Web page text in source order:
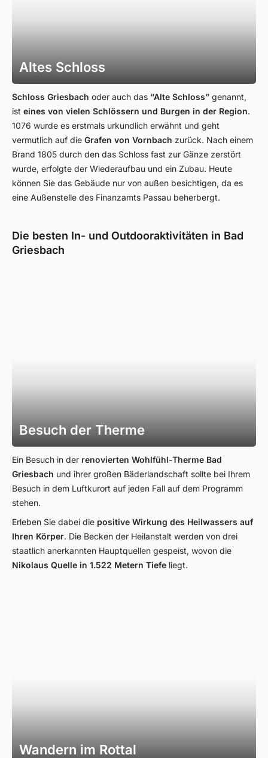
Altes Schloss
Schloss Griesbach oder auch das “Alte Schloss” genannt,
ist eines von vielen Schlössern und Burgen in der Region.
1076 wurde es erstmals urkundlich erwähnt und geht
vermutlich auf die Grafen von Vornbach zurück. Nach einem
Brand 1805 durch den das Schloss fast zur Gänze zerstört
wurde, erfolgte der Wiederaufbau und ein Zubau. Heute
können Sie das Gebäude nur von außen besichtigen, da es
eine Außenstelle des Finanzamts Passau beherbergt.
Die besten In- und Outdooraktivitäten in Bad
Griesbach
Besuch der Therme
Ein Besuch in der renovierten Wohlfühl-Therme Bad
Griesbach und ihrer großen Bäderlandschaft sollte bei Ihrem
Besuch in dem Luftkurort auf jeden Fall auf dem Programm
stehen.
Erleben Sie dabei die positive Wirkung des Heilwassers auf
Ihren Körper. Die Becken der Heilanstalt werden von drei
staatlich anerkannten Hauptquellen gespeist, wovon die
Nikolaus Quelle in 1.522 Metern Tiefe liegt.
Wandern im Rottal